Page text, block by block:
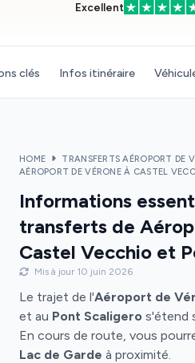
Excellent
clés Infos itinéraire
HOME TRANSFERTS AÉROPORT DE
AÉROPORT DE VÉRONE À CASTEL
Informations
transferts de
Castel Vecchio et
Mis à jour 10 juin 2026
Le trajet de l'Aéroport de
et au Pont Scaligero s'étend
En cours de route, vous
Lac de Garde à proximité.